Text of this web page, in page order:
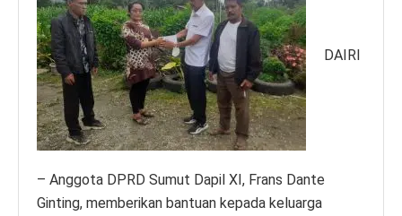
DAIRI
– Anggota DPRD Sumut Dapil XI, Frans Dante
Ginting, memberikan bantuan kepada keluarga